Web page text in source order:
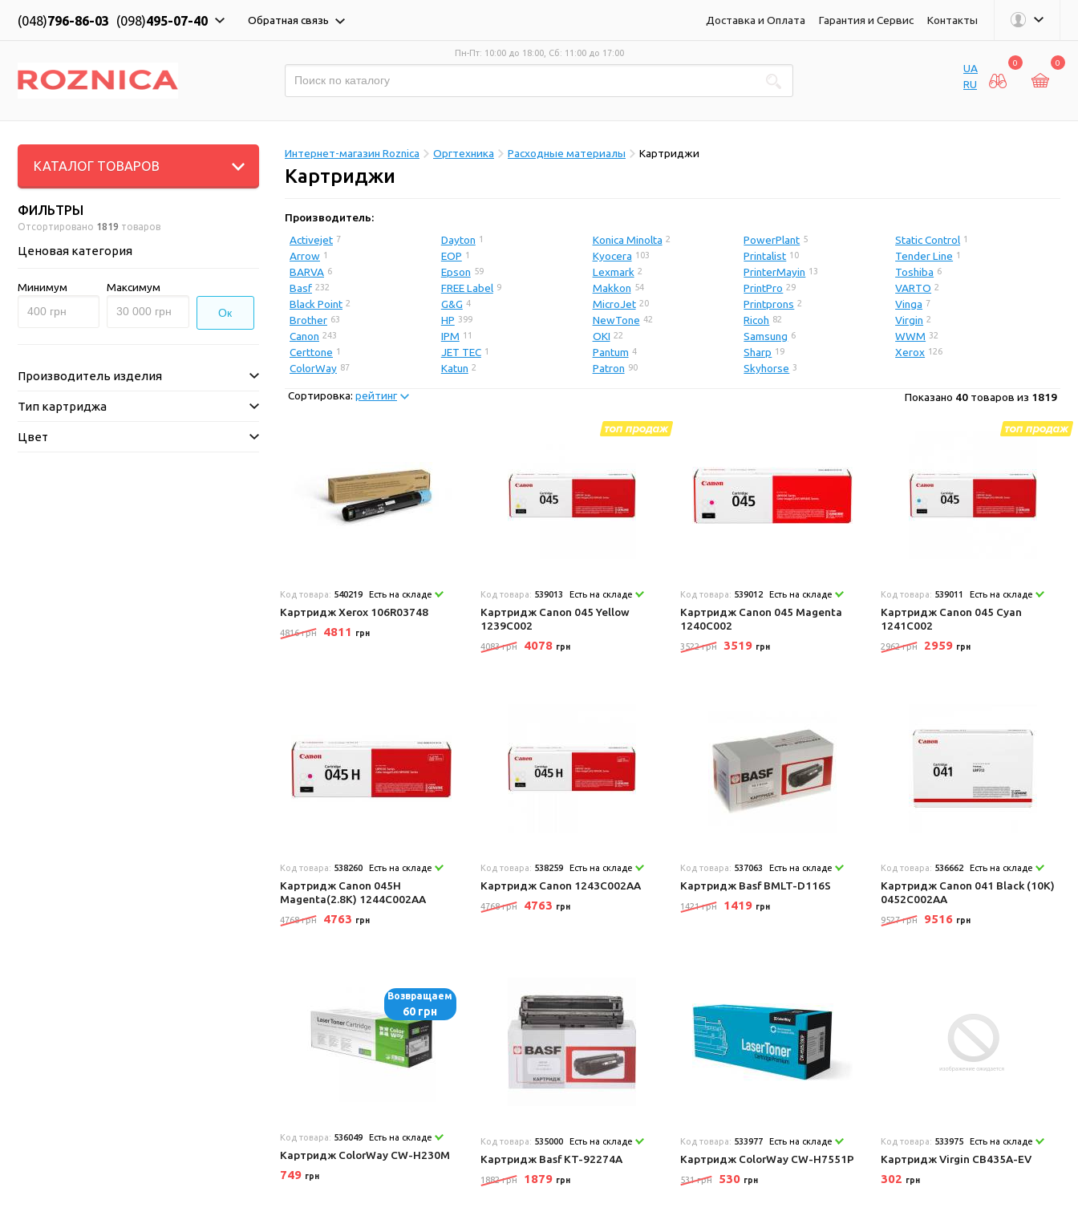
(048)796-86-03 (098)495-07-40 Обратная связь Доставка и Оплата Гарантия и Сервис Контакты
Пн-Пт: 10:00 до 18:00, Сб: 11:00 до 17:00
UA
RU
0 0
КАТАЛОГ ТОВАРОВ
ФИЛЬТРЫ
Отсортировано 1819 товаров
Ценовая категория
Минимум Максимум
Ок
Производитель изделия
Тип картриджа
Цвет
Интернет-магазин Roznica Оргтехника Расходные материалы Картриджи
Картриджи
Производитель:
Activejet 7
Arrow 1
BARVA 6
Basf 232
Black Point 2
Brother 63
Canon 243
Certtone 1
ColorWay 87
Dayton 1
EOP 1
Epson 59
FREE Label 9
G&G 4
HP 399
IPM 11
JET TEC 1
Katun 2
Konica Minolta 2
Kyocera 103
Lexmark 2
Makkon 54
MicroJet 20
NewTone 42
OKI 22
Pantum 4
Patron 90
PowerPlant 5
Printalist 10
PrinterMayin 13
PrintPro 29
Printprons 2
Ricoh 82
Samsung 6
Sharp 19
Skyhorse 3
Static Control 1
Tender Line 1
Toshiba 6
VARTO 2
Vinga 7
Virgin 2
WWM 32
Xerox 126
Сортировка: рейтинг Показано 40 товаров из 1819
Код товара: 540219 Есть на складе
Картридж Xerox 106R03748
4816 грн 4811 грн
Код товара: 539013 Есть на складе
Картридж Canon 045 Yellow
1239C002
4083 грн 4078 грн
Код товара: 539012 Есть на складе
Картридж Canon 045 Magenta
1240C002
3522 грн 3519 грн
Код товара: 539011 Есть на складе
Картридж Canon 045 Cyan
1241C002
2962 грн 2959 грн
Код товара: 538260 Есть на складе
Картридж Canon 045H
Magenta(2.8K) 1244C002AA
4768 грн 4763 грн
Код товара: 538259 Есть на складе
Картридж Canon 1243C002AA
4768 грн 4763 грн
Код товара: 537063 Есть на складе
Картридж Basf BMLT-D116S
1421 грн 1419 грн
Код товара: 536662 Есть на складе
Картридж Canon 041 Black (10K)
0452C002AA
9527 грн 9516 грн
Возвращаем
60 грн
Код товара: 536049 Есть на складе
Картридж ColorWay CW-H230M
749 грн
Код товара: 535000 Есть на складе
Картридж Basf KT-92274A
1882 грн 1879 грн
Код товара: 533977 Есть на складе
Картридж ColorWay CW-H7551P
531 грн 530 грн
Код товара: 533975 Есть на складе
Картридж Virgin CB435A-EV
302 грн